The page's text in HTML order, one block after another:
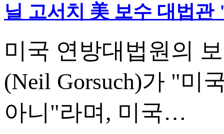
닐 고서치 美 보수 대법
미국 연방대법원의
(Neil Gorsuch)가 "미
아니"라며, 미국…